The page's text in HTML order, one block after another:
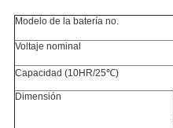
Modelo de la batería no.
Voltaje nominal
Capacidad (10HR/25℃)
Dimensión